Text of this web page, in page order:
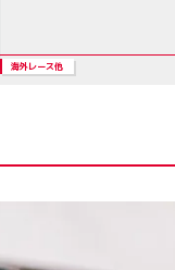
海外レース他